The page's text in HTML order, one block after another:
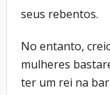
seus rebentos.
No entanto,
mulheres
ter um rei na